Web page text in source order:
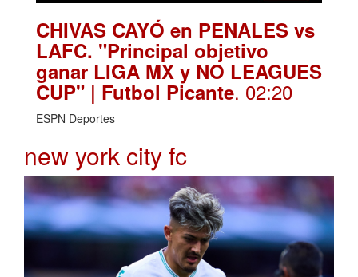
CHIVAS CAYÓ en PENALES vs
LAFC. "Principal objetivo
ganar LIGA MX y NO LEAGUES
CUP" | Futbol Picante. 02:20
ESPN Deportes
new york city fc